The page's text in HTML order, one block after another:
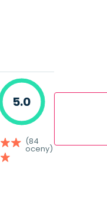
5.0
(84
oceny)